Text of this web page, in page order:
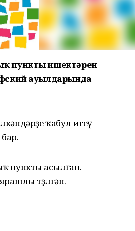
пункты ишектәрен
ауылдарында
ҡабул итеү
пункты асылған.
төҙөлгән.